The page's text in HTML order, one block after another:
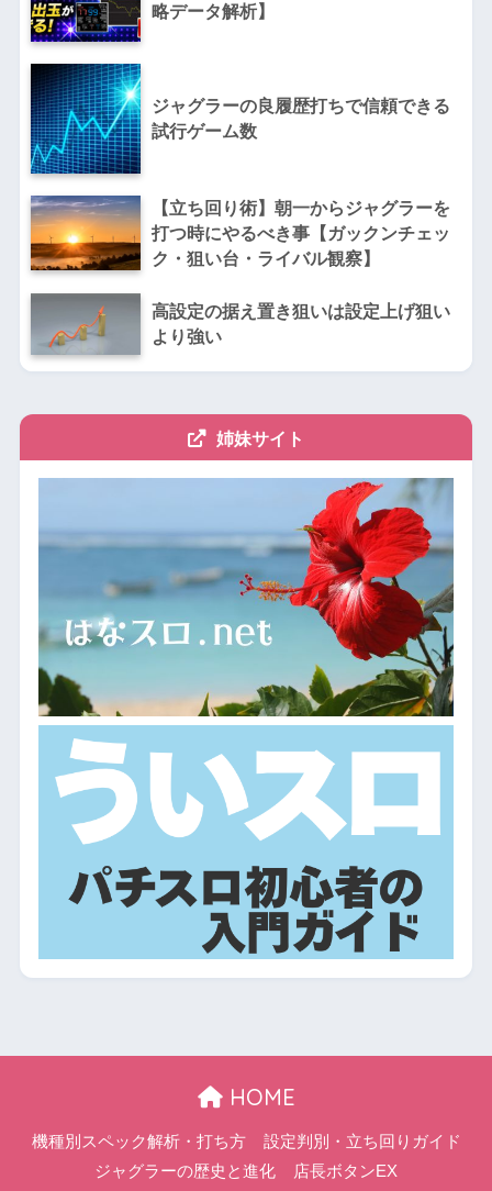
略データ解析】
ジャグラーの良履歴打ちで信頼できる
試行ゲーム数
【立ち回り術】朝一からジャグラーを
打つ時にやるべき事【ガックンチェッ
ク・狙い台・ライバル観察】
高設定の据え置き狙いは設定上げ狙い
より強い
姉妹サイト
HOME
機種別スペック解析・打ち方
設定判別・立ち回りガイド
ジャグラーの歴史と進化
店長ボタンEX